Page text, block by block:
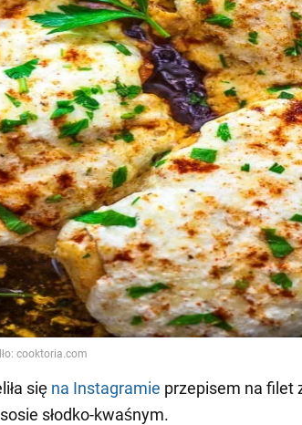
się na Instagramie przepisem na filet
słodko-kwaśnym.